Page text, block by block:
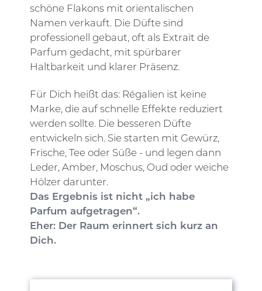
schöne Flakons mit orientalischen
Namen verkauft. Die Düfte sind
professionell gebaut, oft als Extrait de
Parfum gedacht, mit spürbarer
Haltbarkeit und klarer Präsenz.
Für Dich heißt das: Régalien ist keine
Marke, die auf schnelle Effekte reduziert
werden sollte. Die besseren Düfte
entwickeln sich. Sie starten mit Gewürz,
Frische, Tee oder Süße - und legen dann
Leder, Amber, Moschus, Oud oder weiche
Hölzer darunter.
Das Ergebnis ist nicht „ich habe
Parfum aufgetragen“.
Eher: Der Raum erinnert sich kurz an
Dich.